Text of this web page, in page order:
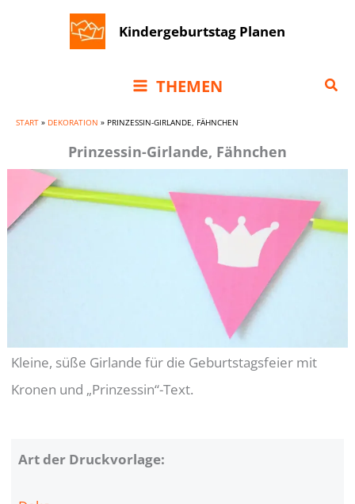
Kindergeburtstag Planen
THEMEN
START » DEKORATION » PRINZESSIN-GIRLANDE, FÄHNCHEN
Prinzessin-Girlande, Fähnchen
Kleine, süße Girlande für die Geburtstagsfeier mit
Kronen und „Prinzessin“-Text.
Art der Druckvorlage: